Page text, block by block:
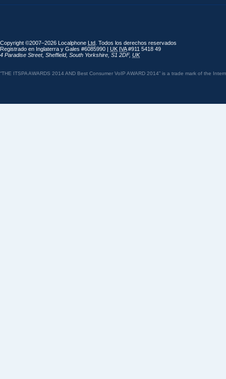
Copyright ©2007–2026 Localphone Ltd . Todos los derechos reservados
Registrado en Inglaterra y Gales #6085990 | UK IVA#911 5418 49
4 Paradise Street, Sheffield, South Yorkshire S1 2DF, UK
“THE ITSPA AWARDS 2014 AND Best Consumer VoIP AWARD 2014” is a trade mark of the